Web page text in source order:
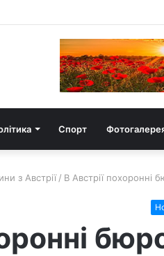
Спорт
з Австрії / В Австрії похоронні